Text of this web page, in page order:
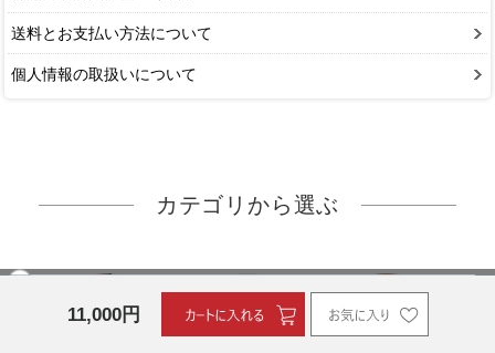
送料とお支払い方法について
個人情報の取扱いについて
11,000円
カテゴリから選ぶ